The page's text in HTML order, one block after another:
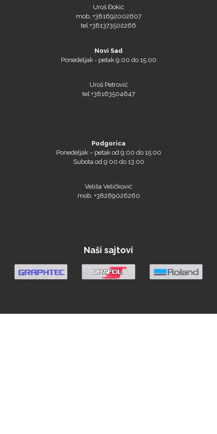
Uroš Đokić
mob. +381692002607
tel.+381373502266
Novi Sad
Ponedeljak - petak 9:00 do 15:00
Uroš Petrović
tel:+38163504647
Podgorica
Ponedeljak – petak od 9:00 do 15:00
Subota od 9:00 do 13:00
Veliša Veličković
mob. +38269026260
Naši sajtovi